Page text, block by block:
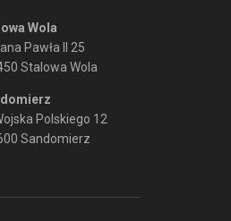
Wola
Pawła II 25
Stalowa Wola
Polskiego 12
Sandomierz